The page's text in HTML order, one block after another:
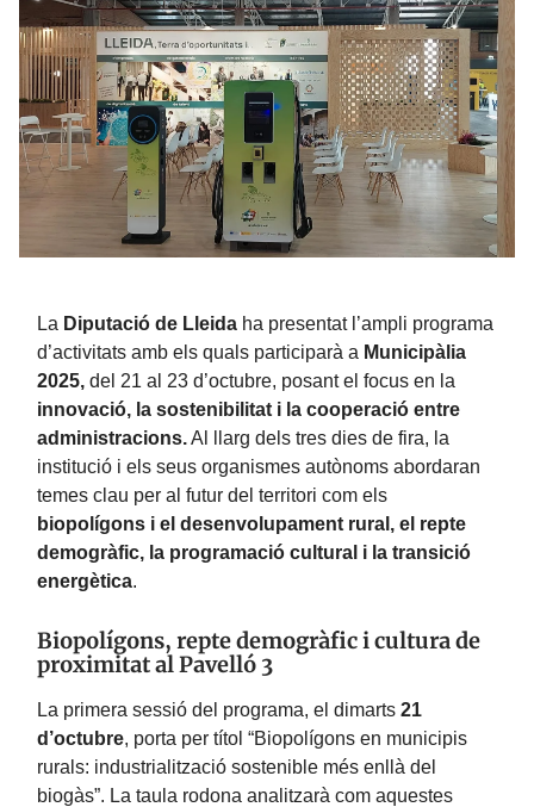
La Diputació de Lleida ha presentat l’ampli programa
d’activitats amb els quals participarà a Municipàlia
2025, del 21 al 23 d’octubre, posant el focus en la
innovació, la sostenibilitat i la cooperació entre
administracions.Al llarg dels tres dies de fira, la
institució i els seus organismes autònoms abordaran
temes clau per al futur del territori com els
biopolígons i el desenvolupament rural, el repte
demogràfic, la programació cultural i la transició
energètica.
Biopolígons, repte demogràfic i cultura de
proximitat al Pavelló 3
La primera sessió del programa, el dimarts 21
d’octubre, porta per títol “Biopolígons en municipis
rurals: industrialització sostenible més enllà del
biogàs”. La taula rodona analitzarà com aquestes